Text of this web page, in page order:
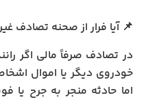
📌 آیا فرار از صحنه تصادف
در تصادف صرفاً مالی اگر
خودروی دیگر یا اموال
اما حادثه منجر به جرح یا